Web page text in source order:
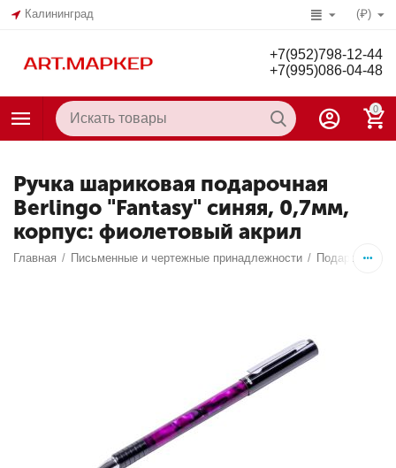
Калининград (₽)
+7(952)798-12-44
+7(995)086-04-48
0
Ручка шариковая подарочная
Berlingo "Fantasy" синяя, 0,7мм,
корпус: фиолетовый акрил
Главная / Письменные и чертежные принадлежности / Подарочные